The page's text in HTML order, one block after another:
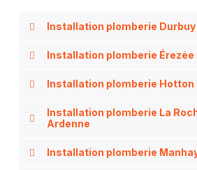
Installation plomberie Durbuy
Installation plomberie Érezée
Installation plomberie Hotton
Installation plomberie La
Ardenne
Installation plomberie